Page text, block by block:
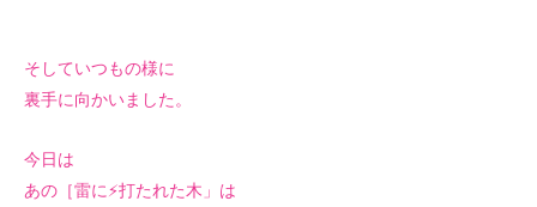
そしていつもの様に
裏手に向かいました。
今日は
あの［雷に⚡️打たれた木」は